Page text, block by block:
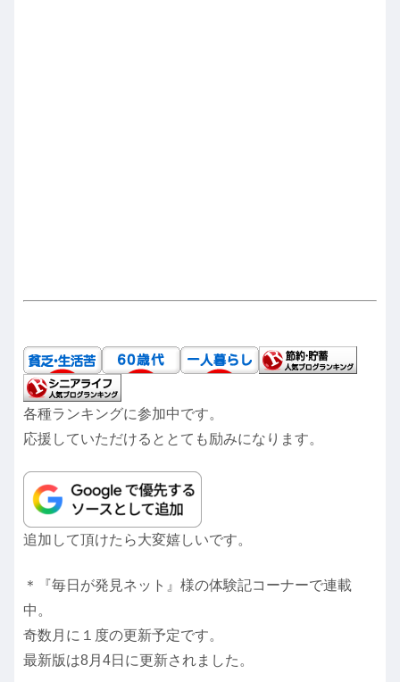
各種ランキングに参加中です。
応援していただけるととても励みになります。
追加して頂けたら大変嬉しいです。
＊『毎日が発見ネット』様の体験記コーナーで連載
中。
奇数月に１度の更新予定です。
最新版は8月4日に更新されました。